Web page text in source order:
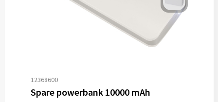
12368600
Spare powerbank 10000 mAh